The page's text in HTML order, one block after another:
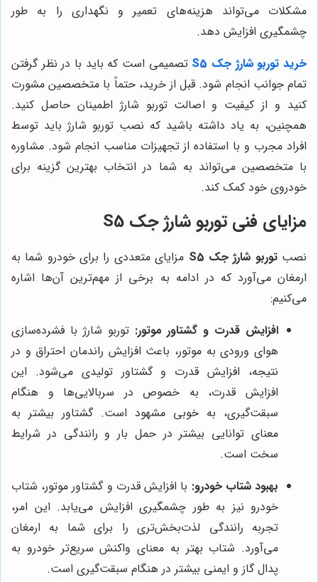
مشکلات می‌تواند هزینه‌های تعمیر و نگهداری را به طور
چشمگیری افزایش دهد.
خرید توربو شارژ جک S5
تصمیمی است که باید با در نظر گرفتن
تمام جوانب انجام شود. قبل از خرید، حتماً با متخصصین مشورت
کنید و از کیفیت و اصالت توربو شارژ اطمینان حاصل کنید.
همچنین، به یاد داشته باشید که نصب توربو شارژ باید توسط
افراد مجرب و با استفاده از تجهیزات مناسب انجام شود. مشاوره
با متخصصین می‌تواند به شما در انتخاب بهترین گزینه برای
خودروی خود کمک کند.
مزایای فنی توربو شارژ جک S5
نصبتوربو شارژ جک S5
مزایای متعددی را برای خودرو شما به
ارمغان می‌آورد که در ادامه به برخی از مهم‌ترین آن‌ها اشاره
می‌کنیم:
افزایش قدرت و گشتاور موتور: توربو شارژ با فشرده‌سازی
هوای ورودی به موتور، باعث افزایش راندمان احتراق و در
نتیجه، افزایش قدرت و گشتاور تولیدی می‌شود. این
افزایش قدرت، به خصوص در سربالایی‌ها و هنگام
سبقت‌گیری، به خوبی مشهود است. گشتاور بیشتر به
معنای توانایی بیشتر در حمل بار و رانندگی در شرایط
سخت است.
بهبود شتاب خودرو: با افزایش قدرت و گشتاور موتور، شتاب
خودرو نیز به طور چشمگیری افزایش می‌یابد. این امر،
تجربه رانندگی لذت‌بخش‌تری را برای شما به ارمغان
می‌آورد. شتاب بهتر به معنای واکنش سریع‌تر خودرو به
پدال گاز و ایمنی بیشتر در هنگام سبقت‌گیری است.